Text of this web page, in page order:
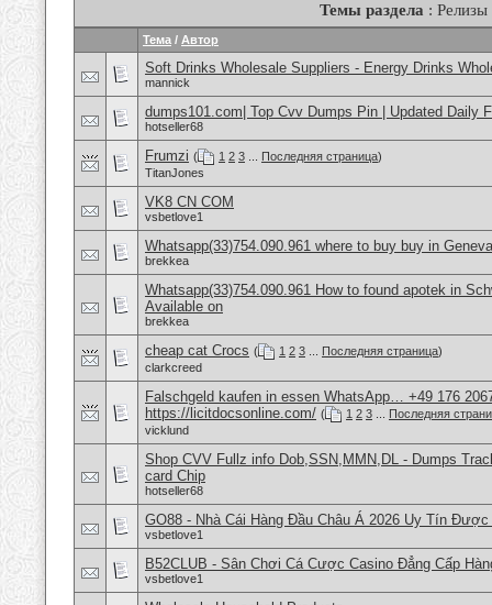
Темы раздела : Релизы
Тема / Автор
Soft Drinks Wholesale Suppliers - Energy Drinks
mannick
dumps101.com| Top Cvv Dumps Pin | Updated Daily
hotseller68
Frumzi ( 1 2 3 Последняя страница)
TitanJones
VK8 CN COM
vsbetlove1
Whatsapp(33)754.090.961 where to buy buy in
brekkea
Whatsapp(33)754.090.961 How to found apotek in
Available on
brekkea
cheap cat Crocs ( 1 2 3 Последняя страница)
clarkcreed
Falschgeld kaufen in essen WhatsApp… +49 176
https://licitdocsonline.com/ ( 1 2 3
Последняя
vicklund
Shop CVV Fullz info Dob,SSN,MMN,DL - Dumps
card Chip
hotseller68
GO88 - Nhà Cái Hàng Đầu Châu Á 2026 Uy Tín
vsbetlove1
B52CLUB - Sân Chơi Cá Cược Casino Đẳng Cấp
vsbetlove1